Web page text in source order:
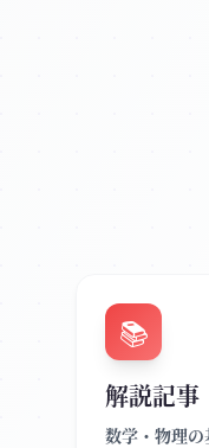
📚
解説記事
数学・物理